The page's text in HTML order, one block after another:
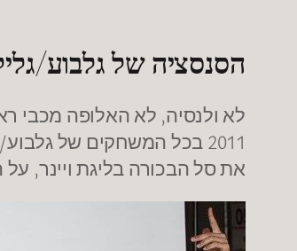
הסנסציה של גלבוע/
לא ולנסיה, לא האלופה מכבי
את סל הבכורה בליגת ויינר,